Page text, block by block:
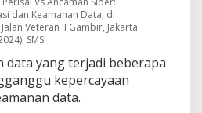
dan Keamanan Data, di
Veteran II Gambir, Jakarta
SMSI
data yang terjadi beberapa
kepercayaan
data.